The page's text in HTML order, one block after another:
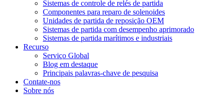
Sistemas de controle de relés de partida
Componentes para reparo de solenoides
Unidades de partida de reposição OEM
Sistemas de partida com desempenho aprimorado
Sistemas de partida marítimos e industriais
Recurso
Serviço Global
Blog em destaque
Principais palavras-chave de pesquisa
Contate-nos
Sobre nós